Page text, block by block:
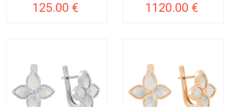
125.00 € 1120.00 €